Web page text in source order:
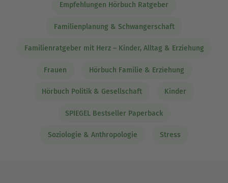
Empfehlungen Hörbuch Ratgeber
Familienplanung & Schwangerschaft
Familienratgeber mit Herz – Kinder, Alltag & Erziehung
Frauen Hörbuch Familie & Erziehung
Hörbuch Politik & Gesellschaft Kinder
SPIEGEL Bestseller Paperback
Soziologie & Anthropologie Stress